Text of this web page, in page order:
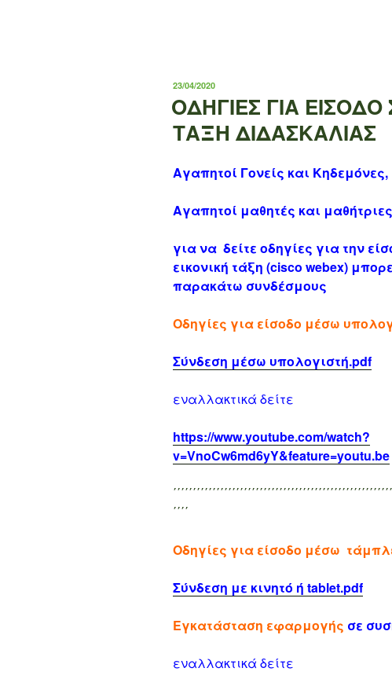
ΔΗΜΟΣΙΕΎΤΗΚΕ
23/04/2020
ΟΔΗΓΙΕΣ ΓΙΑ
ΤΑΞΗ ΔΙΔΑΣΚΑΛΙΑΣ
Αγαπητοί Γονείς και Κηδεμόνες,
Αγαπητοί μαθητές και
για να δείτε οδηγίες για την
εικονική τάξη (cisco webex)
παρακάτω συνδέσμους
Οδηγίες για είσοδο μέσω
Σύνδεση μέσω υπολογιστή.pdf
εναλλακτικά δείτε
https://www.youtube.com/watch?
v=VnoCw6md6yY&feature=youtu.be
΄΄΄΄
Οδηγίες για είσοδο μέσω
Σύνδεση με κινητό ή tablet.pdf
Εγκατάσταση εφαρμογής σε
εναλλακτικά δείτε